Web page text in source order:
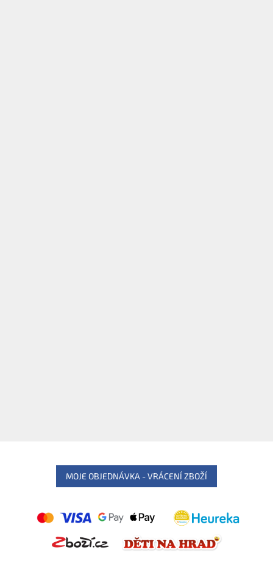
MOJE OBJEDNÁVKA - VRÁCENÍ ZBOŽÍ